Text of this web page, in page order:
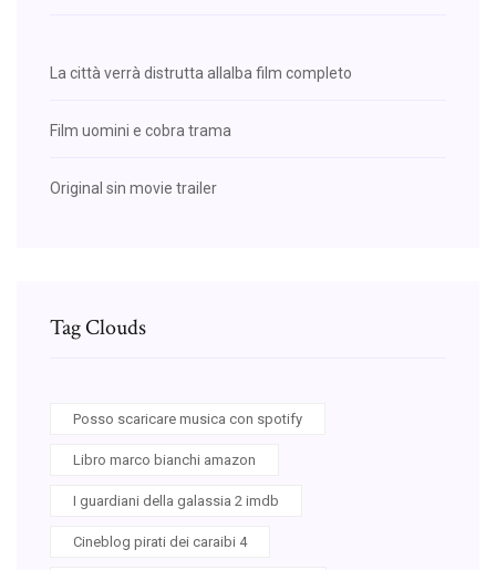
La città verrà distrutta allalba film completo
Film uomini e cobra trama
Original sin movie trailer
Tag Clouds
Posso scaricare musica con spotify
Libro marco bianchi amazon
I guardiani della galassia 2 imdb
Cineblog pirati dei caraibi 4